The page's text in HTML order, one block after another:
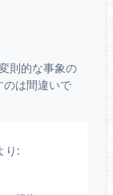
則的な事象の
のは間違いで
り: